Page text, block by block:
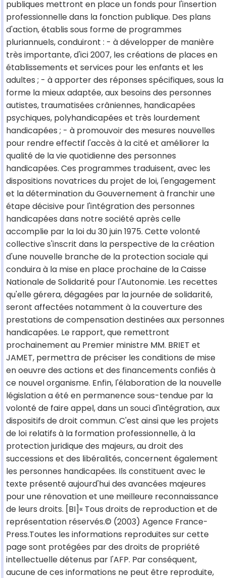
publiques mettront en place un fonds pour l'insertion
professionnelle dans la fonction publique. Des plans
d'action, établis sous forme de programmes
pluriannuels, conduiront : - à développer de manière
très importante, d'ici 2007, les créations de places en
établissements et services pour les enfants et les
adultes ; - à apporter des réponses spécifiques, sous la
forme la mieux adaptée, aux besoins des personnes
autistes, traumatisées crâniennes, handicapées
psychiques, polyhandicapées et très lourdement
handicapées ; - à promouvoir des mesures nouvelles
pour rendre effectif l'accès à la cité et améliorer la
qualité de la vie quotidienne des personnes
handicapées. Ces programmes traduisent, avec les
dispositions novatrices du projet de loi, l'engagement
et la détermination du Gouvernement à franchir une
étape décisive pour l'intégration des personnes
handicapées dans notre société après celle
accomplie par la loi du 30 juin 1975. Cette volonté
collective s'inscrit dans la perspective de la création
d'une nouvelle branche de la protection sociale qui
conduira à la mise en place prochaine de la Caisse
Nationale de Solidarité pour l'Autonomie. Les recettes
qu'elle gérera, dégagées par la journée de solidarité,
seront affectées notamment à la couverture des
prestations de compensation destinées aux personnes
handicapées. Le rapport, que remettront
prochainement au Premier ministre MM. BRIET et
JAMET, permettra de préciser les conditions de mise
en oeuvre des actions et des financements confiés à
ce nouvel organisme. Enfin, l'élaboration de la nouvelle
législation a été en permanence sous-tendue par la
volonté de faire appel, dans un souci d'intégration, aux
dispositifs de droit commun. C'est ainsi que les projets
de loi relatifs à la formation professionnelle, à la
protection juridique des majeurs, au droit des
successions et des libéralités, concernent également
les personnes handicapées. Ils constituent avec le
texte présenté aujourd'hui des avancées majeures
pour une rénovation et une meilleure reconnaissance
de leurs droits. [BI]« Tous droits de reproduction et de
représentation réservés.© (2003) Agence France-
Press.Toutes les informations reproduites sur cette
page sont protégées par des droits de propriété
intellectuelle détenus par l'AFP. Par conséquent,
aucune de ces informations ne peut être reproduite,